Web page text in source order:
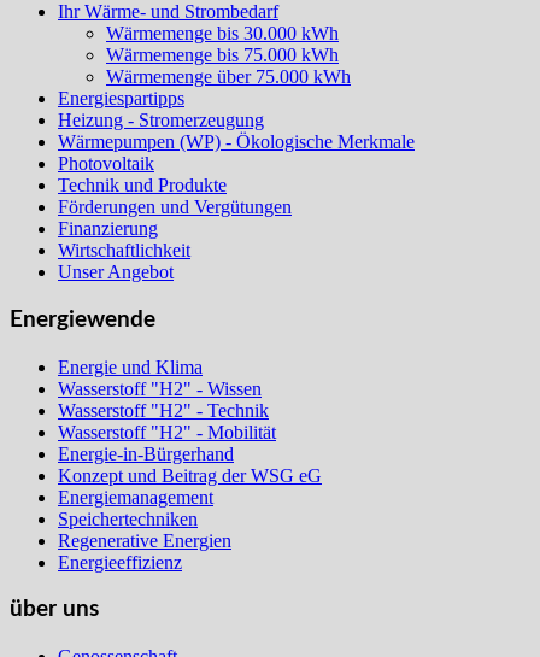
Ihr Wärme- und Strombedarf
Wärmemenge bis 30.000 kWh
Wärmemenge bis 75.000 kWh
Wärmemenge über 75.000 kWh
Energiespartipps
Heizung - Stromerzeugung
Wärmepumpen (WP) - Ökologische Merkmale
Photovoltaik
Technik und Produkte
Förderungen und Vergütungen
Finanzierung
Wirtschaftlichkeit
Unser Angebot
Energiewende
Energie und Klima
Wasserstoff "H2" - Wissen
Wasserstoff "H2" - Technik
Wasserstoff "H2" - Mobilität
Energie-in-Bürgerhand
Konzept und Beitrag der WSG eG
Energiemanagement
Speichertechniken
Regenerative Energien
Energieeffizienz
über uns